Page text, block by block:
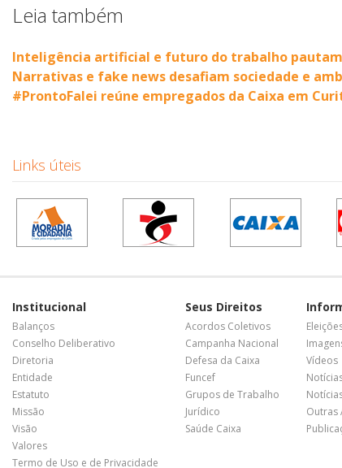
Leia também
Inteligência artificial e futuro do trabalho
Narrativas e fake news desafiam sociedade e
#ProntoFalei reúne empregados da Caixa em
Links úteis
Institucional
Balanços
Conselho Deliberativo
Diretoria
Entidade
Estatuto
Missão
Visão
Valores
Termo de Uso e de Privacidade
Seus Direitos
Acordos Coletivos
Campanha Nacional
Defesa da Caixa
Funcef
Grupos de Trabalho
Jurídico
Saúde Caixa
Vídeos
Outras